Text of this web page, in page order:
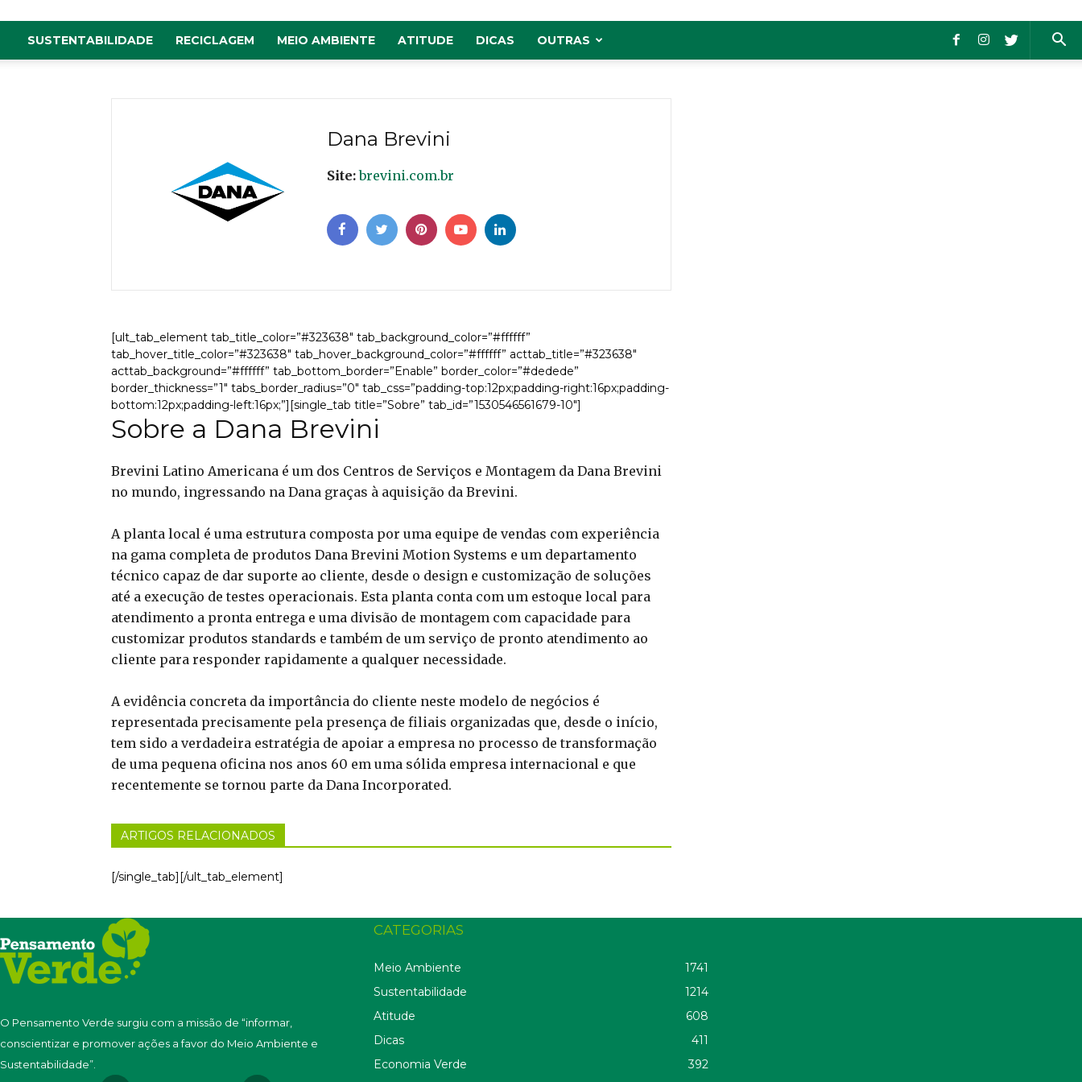
SUSTENTABILIDADE RECICLAGEM MEIO AMBIENTE ATITUDE DICAS OUTRAS
Dana Brevini
Site: brevini.com.br
[ult_tab_element tab_title_color=”#323638″ tab_background_color=”#ffffff”
tab_hover_title_color=”#323638″ tab_hover_background_color=”#ffffff” acttab_title=”#323638″
acttab_background=”#ffffff” tab_bottom_border=”Enable” border_color=”#dedede”
border_thickness=”1″ tabs_border_radius=”0″ tab_css=”padding-top:12px;padding-right:16px;padding-
bottom:12px;padding-left:16px;”][single_tab title=”Sobre” tab_id=”1530546561679-10″]
Sobre a Dana Brevini
Brevini Latino Americana é um dos Centros de Serviços e Montagem da Dana Brevini
no mundo, ingressando na Dana graças à aquisição da Brevini.
A planta local é uma estrutura composta por uma equipe de vendas com experiência
na gama completa de produtos Dana Brevini Motion Systems e um departamento
técnico capaz de dar suporte ao cliente, desde o design e customização de soluções
até a execução de testes operacionais. Esta planta conta com um estoque local para
atendimento a pronta entrega e uma divisão de montagem com capacidade para
customizar produtos standards e também de um serviço de pronto atendimento ao
cliente para responder rapidamente a qualquer necessidade.
A evidência concreta da importância do cliente neste modelo de negócios é
representada precisamente pela presença de filiais organizadas que, desde o início,
tem sido a verdadeira estratégia de apoiar a empresa no processo de transformação
de uma pequena oficina nos anos 60 em uma sólida empresa internacional e que
recentemente se tornou parte da Dana Incorporated.
ARTIGOS RELACIONADOS
[/single_tab][/ult_tab_element]
O Pensamento Verde surgiu com a missão de “informar,
conscientizar e promover ações a favor do Meio Ambiente e
Sustentabilidade”.
CATEGORIAS
Meio Ambiente
1741
Sustentabilidade
1214
Atitude
608
Dicas
411
Economia Verde
392